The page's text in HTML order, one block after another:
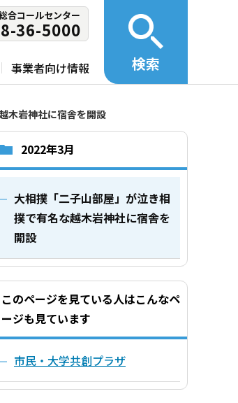
合コールセンター
36-5000
事業者向け情報 検索
木岩神社に宿舎を開設
2022年3月
大相撲「二子山部屋」が泣き相
撲で有名な越木岩神社に宿舎を
開設
このページを見ている人はこんなペ
ージも見ています
市民・大学共創プラザ